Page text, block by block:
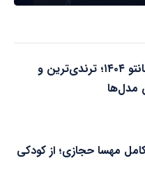
۱۵ مدل مانتو ۱۴۰۴؛ ترندی‌ترین و
مدل‌ها
مهسا حجازی؛ از کودکی